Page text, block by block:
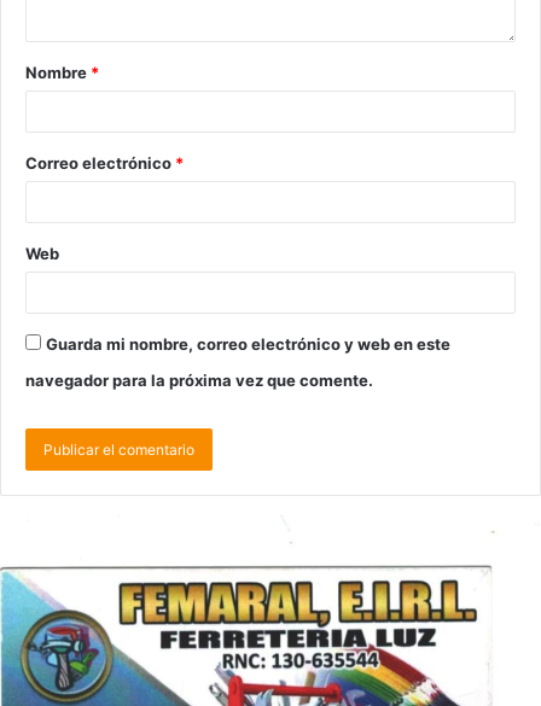
Nombre *
Correo electrónico *
Web
Guarda mi nombre, correo electrónico y web en este
navegador para la próxima vez que comente.